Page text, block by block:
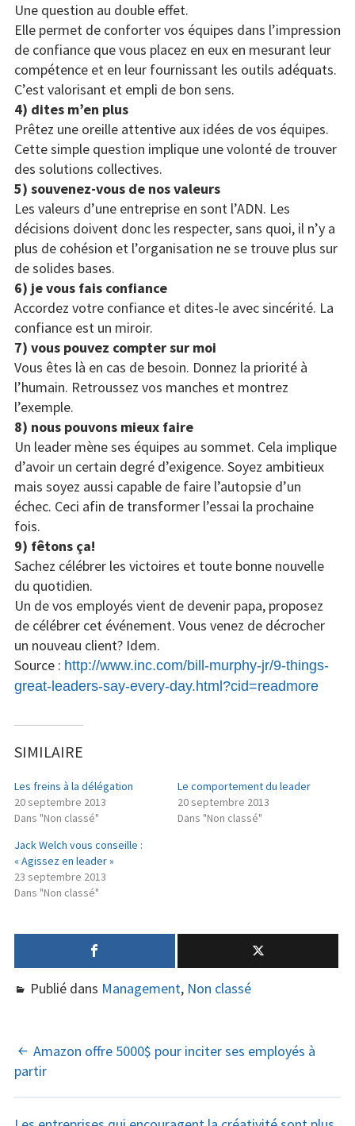
Une question au double effet.
Elle permet de conforter vos équipes dans l’impression
de confiance que vous placez en eux en mesurant leur
compétence et en leur fournissant les outils adéquats.
C’est valorisant et empli de bon sens.
4) dites m’en plus
Prêtez une oreille attentive aux idées de vos équipes.
Cette simple question implique une volonté de trouver
des solutions collectives.
5) souvenez-vous de nos valeurs
Les valeurs d’une entreprise en sont l’ADN. Les
décisions doivent donc les respecter, sans quoi, il n’y a
plus de cohésion et l’organisation ne se trouve plus sur
de solides bases.
6) je vous fais confiance
Accordez votre confiance et dites-le avec sincérité. La
confiance est un miroir.
7) vous pouvez compter sur moi
Vous êtes là en cas de besoin. Donnez la priorité à
l’humain. Retroussez vos manches et montrez
l’exemple.
8) nous pouvons mieux faire
Un leader mène ses équipes au sommet. Cela implique
d’avoir un certain degré d’exigence. Soyez ambitieux
mais soyez aussi capable de faire l’autopsie d’un
échec. Ceci afin de transformer l’essai la prochaine
fois.
9) fêtons ça!
Sachez célébrer les victoires et toute bonne nouvelle
du quotidien.
Un de vos employés vient de devenir papa, proposez
de célébrer cet événement. Vous venez de décrocher
un nouveau client? Idem.
Source : http://www.inc.com/bill-murphy-jr/9-things-
great-leaders-say-every-day.html?cid=readmore
SIMILAIRE
Les freins à la délégation
20 septembre 2013
Dans "Non classé"
Le comportement du leader
20 septembre 2013
Dans "Non classé"
Jack Welch vous conseille :
« Agissez en leader »
23 septembre 2013
Dans "Non classé"
Publié dans Management, Non classé
NAVIGATION
DES
Amazon offre 5000$ pour inciter ses employés à
partir